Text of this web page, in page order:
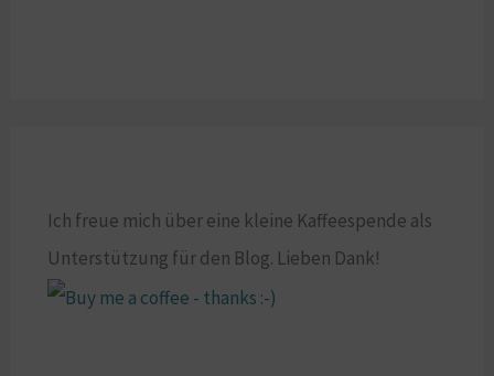
Ich freue mich über eine kleine Kaffeespende als
Unterstützung für den Blog. Lieben Dank!